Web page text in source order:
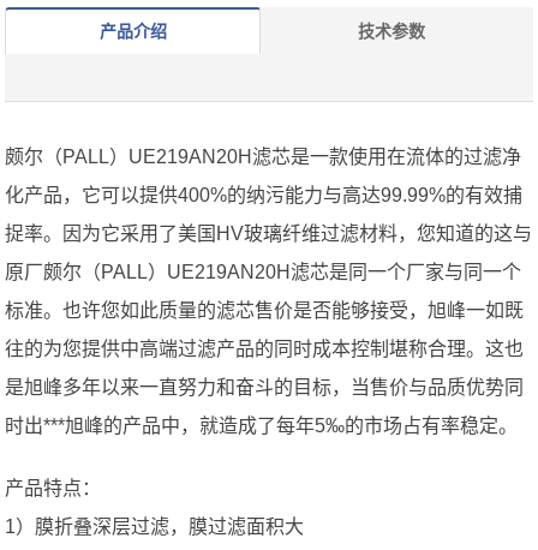
产品介绍 技术参数
颇尔（PALL）UE219AN20H滤芯是一款使用在流体的过滤净
化产品，它可以提供400%的纳污能力与高达99.99%的有效捕
捉率。因为它采用了美国HV玻璃纤维过滤材料，您知道的这与
原厂颇尔（PALL）UE219AN20H滤芯是同一个厂家与同一个
标准。也许您如此质量的滤芯售价是否能够接受，旭峰一如既
往的为您提供中高端过滤产品的同时成本控制堪称合理。这也
是旭峰多年以来一直努力和奋斗的目标，当售价与品质优势同
时出***旭峰的产品中，就造成了每年5‰的市场占有率稳定。
产品特点：
1）膜折叠深层过滤，膜过滤面积大